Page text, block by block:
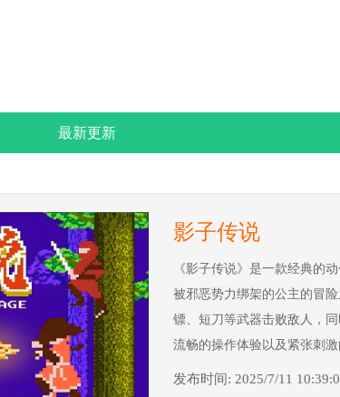
最新更新
影子传说
《影子传说》是一款经典的
被邪恶势力绑架的公主的冒
镖、短刀等武器击败敌人，
流畅的操作体验以及紧张刺
发布时间: 2025/7/11